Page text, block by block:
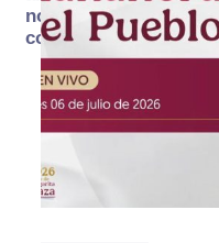
no se
consume